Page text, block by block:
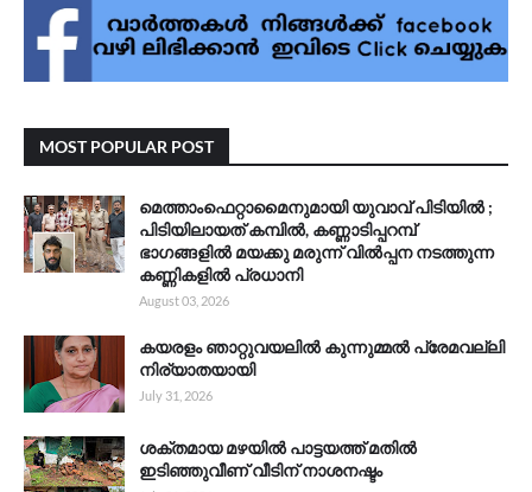
MOST POPULAR POST
മെത്താംഫെറ്റാമൈനുമായി യുവാവ് പിടിയിൽ ;
പിടിയിലായത് കമ്പിൽ, കണ്ണാടിപ്പറമ്പ്
ഭാഗങ്ങളിൽ മയക്കു മരുന്ന് വിൽപ്പന നടത്തുന്ന
കണ്ണികളിൽ പ്രധാനി
August 03, 2026
കയരളം ഞാറ്റുവയലിൽ കുന്നുമ്മൽ പ്രേമവല്ലി
നിര്യാതയായി
July 31, 2026
ശക്തമായ മഴയിൽ പാട്ടയത്ത് മതിൽ
ഇടിഞ്ഞുവീണ് വീടിന് നാശനഷ്ടം